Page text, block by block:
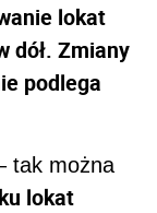
lokat
dół. Zmiany
podlega
tak można
lokat